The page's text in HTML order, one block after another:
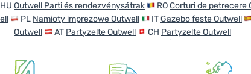
HU Outwell Parti és rendezvénysátrak ROCorturi de petrecere
PL Namioty imprezowe Outwell ITGazebo feste Outwell
Outwell
AT Partyzelte Outwell CH Partyzelte Outwell